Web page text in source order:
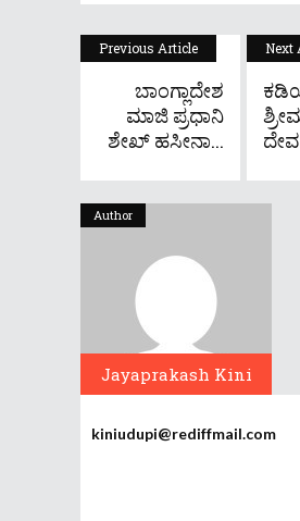
Previous Article
ಬಾಂಗ್ಲಾದೇಶ
ಮಾಜಿ ಪ್ರಧಾನಿ
ಶೇಖ್ ಹಸೀನಾ...
Next
Author
Jayaprakash Kini
kiniudupi@rediffmail.com